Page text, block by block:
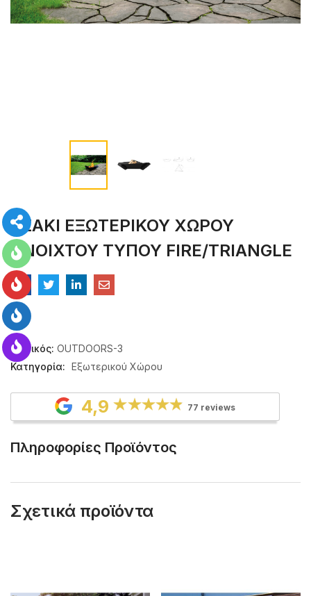
ΤΖΑΚΙ ΕΞΩΤΕΡΙΚΟΥ ΧΩΡΟΥ
ΑΝΟΙΧΤΟΥ ΤΥΠΟΥ FIRE/TRIANGLE
Κωδικός: OUTDOORS-3
Κατηγορία: Εξωτερικού Χώρου
4,9 77 reviews
Πληροφορίες Προϊόντος
Σχετικά προϊόντα